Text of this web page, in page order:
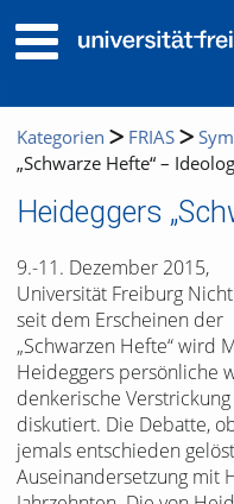
Kategorien FRIAS
„Schwarze Hefte“ –
9.-11. Dezember 2015,
Universität Freiburg
seit dem Erscheinen der
„Schwarzen Hefte“ wird
Heideggers persönliche
denkerische
diskutiert. Die Debatte,
jemals entschieden
Auseinandersetzung mit